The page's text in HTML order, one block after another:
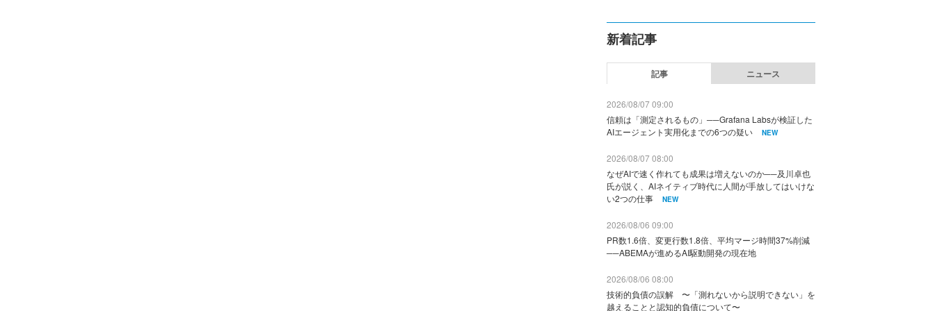
新着記事
記事 ニュース
2026/08/07 09:00
信頼は「測定されるもの」──Grafana Labsが検証した
AIエージェント実用化までの6つの疑い
NEW
2026/08/07 08:00
なぜAIで速く作れても成果は増えないのか──及川卓也
氏が説く、AIネイティブ時代に人間が手放してはいけな
い2つの仕事
NEW
2026/08/06 09:00
PR数1.6倍、変更行数1.8倍、平均マージ時間37%削減
──ABEMAが進めるAI駆動開発の現在地
2026/08/06 08:00
技術的負債の誤解 〜「測れないから説明できない」を
越えることと認知的負債について〜